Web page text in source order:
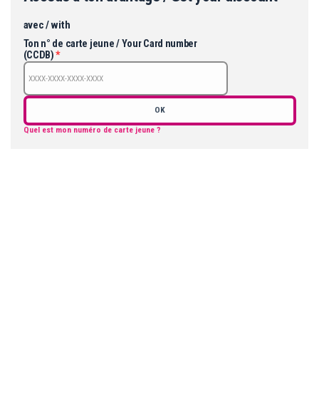
avec / with
Ton n° de carte jeune / Your Card number
(CCDB)*
OK
Quel est mon numéro de carte jeune ?